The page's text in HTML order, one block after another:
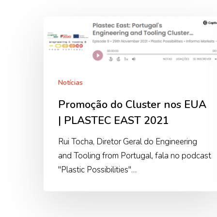
Pressione Enter para pesquisar ou ESC para
do
Cluster
EUA
PLASTEC
2021
Notícias
Promoção do Cluster nos EUA
| PLASTEC EAST 2021
Rui Tocha, Diretor Geral do Engineering
and Tooling from Portugal, fala no podcast
"Plastic Possibilities"…